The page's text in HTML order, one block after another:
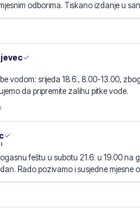
odborima. Tiskano izdanje u
· lipanj 2026.
vodom: srijeda 18.6., 8.00-13.00,
da pripremite zalihu pitke vode.
feštu u subotu 21.6. u 19.00
Rado pozivamo i susjedne mjesne